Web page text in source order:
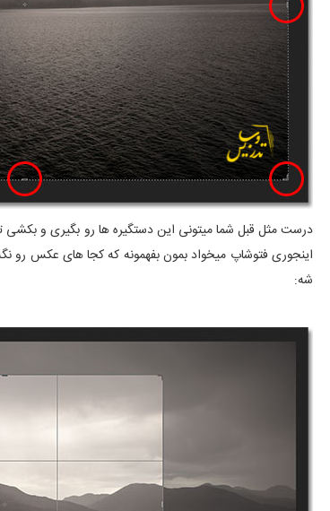
درست مثل قبل شما میتونی این دستگیره ها رو بگیری و
اینجوری فتوشاپ میخواد بمون بفهمونه که کجا های عکس رو
شه: